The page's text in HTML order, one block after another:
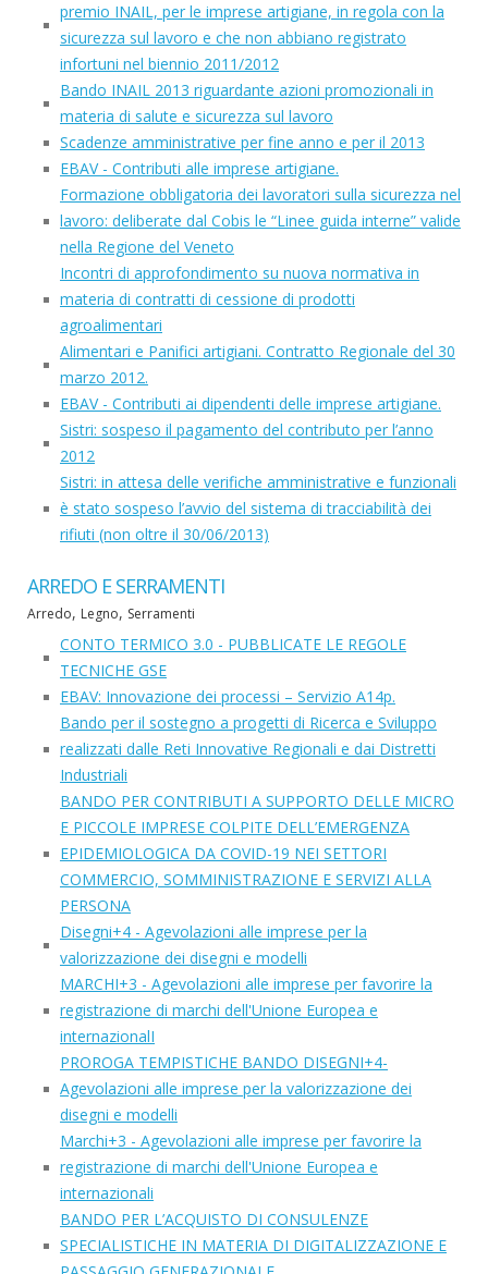
premio INAIL, per le imprese artigiane, in regola con la
sicurezza sul lavoro e che non abbiano registrato
infortuni nel biennio 2011/2012
Bando INAIL 2013 riguardante azioni promozionali in
materia di salute e sicurezza sul lavoro
Scadenze amministrative per fine anno e per il 2013
EBAV - Contributi alle imprese artigiane.
Formazione obbligatoria dei lavoratori sulla sicurezza nel
lavoro: deliberate dal Cobis le “Linee guida interne” valide
nella Regione del Veneto
Incontri di approfondimento su nuova normativa in
materia di contratti di cessione di prodotti
agroalimentari
Alimentari e Panifici artigiani. Contratto Regionale del 30
marzo 2012.
EBAV - Contributi ai dipendenti delle imprese artigiane.
Sistri: sospeso il pagamento del contributo per l’anno
2012
Sistri: in attesa delle verifiche amministrative e funzionali
è stato sospeso l’avvio del sistema di tracciabilità dei
rifiuti (non oltre il 30/06/2013)
ARREDO E SERRAMENTI
Arredo, Legno, Serramenti
CONTO TERMICO 3.0 - PUBBLICATE LE REGOLE
TECNICHE GSE
EBAV: Innovazione dei processi – Servizio A14p.
Bando per il sostegno a progetti di Ricerca e Sviluppo
realizzati dalle Reti Innovative Regionali e dai Distretti
Industriali
BANDO PER CONTRIBUTI A SUPPORTO DELLE MICRO
E PICCOLE IMPRESE COLPITE DELL’EMERGENZA
EPIDEMIOLOGICA DA COVID-19 NEI SETTORI
COMMERCIO, SOMMINISTRAZIONE E SERVIZI ALLA
PERSONA
Disegni+4 - Agevolazioni alle imprese per la
valorizzazione dei disegni e modelli
MARCHI+3 - Agevolazioni alle imprese per favorire la
registrazione di marchi dell'Unione Europea e
internazionalI
PROROGA TEMPISTICHE BANDO DISEGNI+4-
Agevolazioni alle imprese per la valorizzazione dei
disegni e modelli
Marchi+3 - Agevolazioni alle imprese per favorire la
registrazione di marchi dell'Unione Europea e
internazionali
BANDO PER L’ACQUISTO DI CONSULENZE
SPECIALISTICHE IN MATERIA DI DIGITALIZZAZIONE E